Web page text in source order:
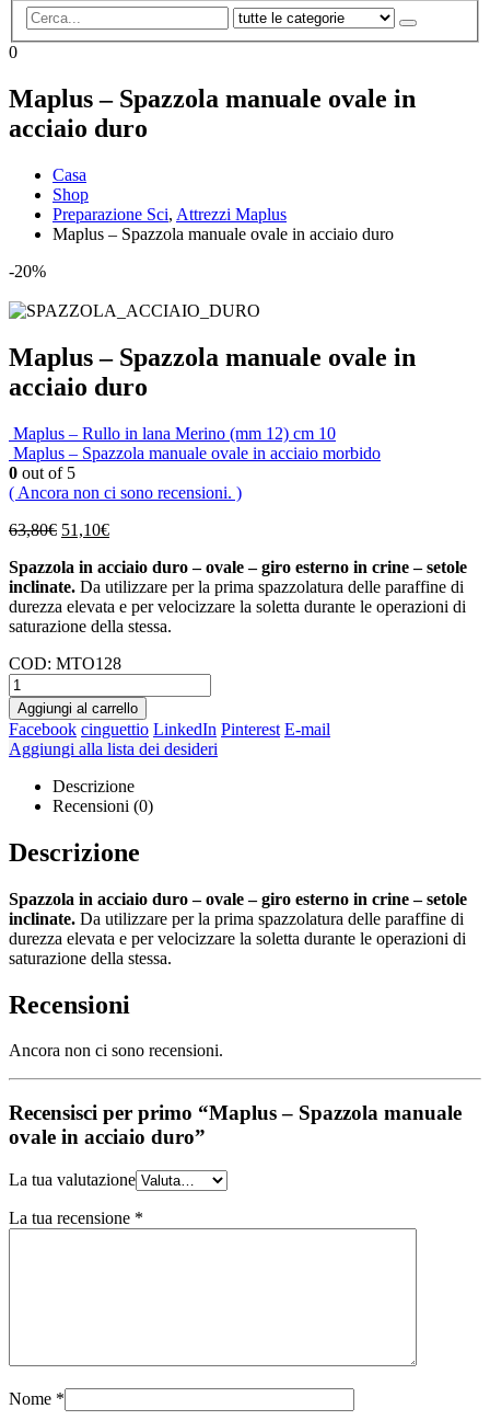
0
Maplus – Spazzola manuale ovale in
acciaio duro
Casa
Shop
Preparazione Sci, Attrezzi Maplus
Maplus – Spazzola manuale ovale in acciaio duro
-20%
Maplus – Spazzola manuale ovale in
acciaio duro
Maplus – Rullo in lana Merino (mm 12) cm 10
Maplus – Spazzola manuale ovale in acciaio morbido
0 out of 5
( Ancora non ci sono recensioni. )
63,80€ 51,10€
Spazzola in acciaio duro – ovale – giro esterno in crine – setole
inclinate. Da utilizzare per la prima spazzolatura delle paraffine di
durezza elevata e per velocizzare la soletta durante le operazioni di
saturazione della stessa.
COD: MTO128
Aggiungi al carrello
Facebook cinguettio LinkedIn Pinterest E-mail
Aggiungi alla lista dei desideri
Descrizione
Recensioni (0)
Descrizione
Spazzola in acciaio duro – ovale – giro esterno in crine – setole
inclinate. Da utilizzare per la prima spazzolatura delle paraffine di
durezza elevata e per velocizzare la soletta durante le operazioni di
saturazione della stessa.
Recensioni
Ancora non ci sono recensioni.
Recensisci per primo “Maplus – Spazzola manuale
ovale in acciaio duro”
La tua valutazione
La tua recensione *
Nome *